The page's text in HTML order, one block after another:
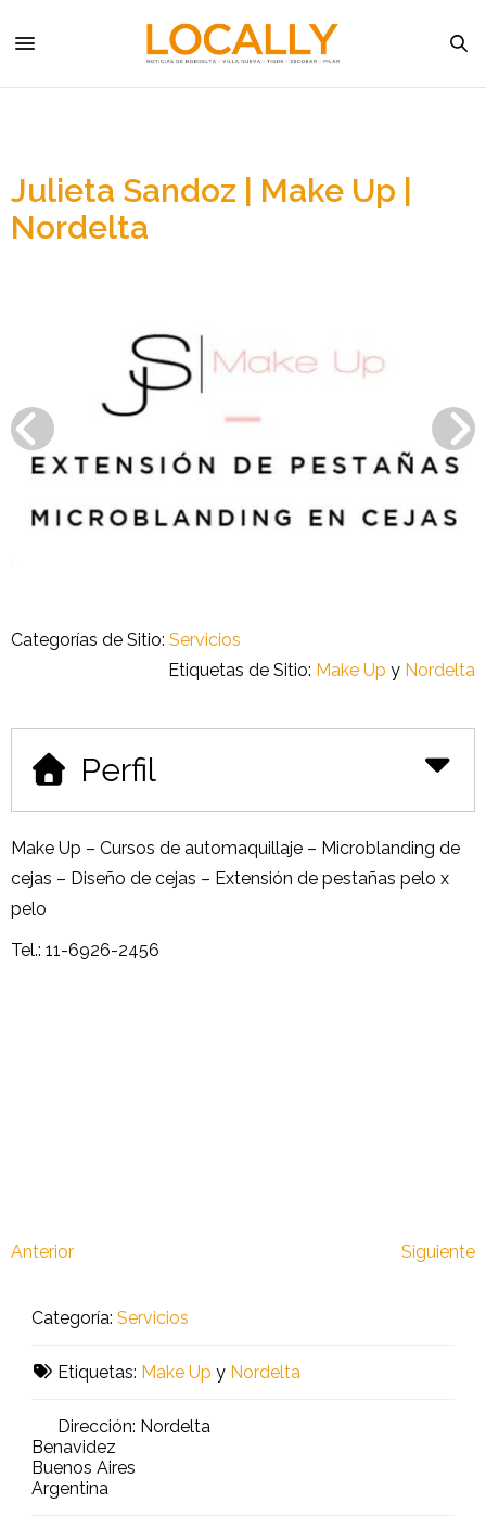
Julieta Sandoz | Make Up |
Nordelta
Categorías de Sitio: Servicios
Etiquetas de Sitio: Make Up y Nordelta
Perfil
Make Up – Cursos de automaquillaje – Microblanding de
cejas – Diseño de cejas – Extensión de pestañas pelo x
pelo
Tel.: 11-6926-2456
Anterior Siguiente
Categoría:Servicios
Etiquetas: Make Up y Nordelta
Dirección: Nordelta
Benavidez
Buenos Aires
Argentina